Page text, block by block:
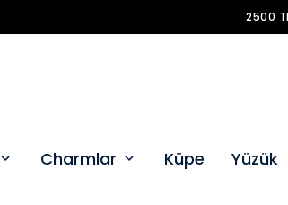
2500
Charmlar Küpe Yüzük